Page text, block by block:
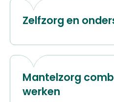
Zelfzorg en
Mantelzorg
werken